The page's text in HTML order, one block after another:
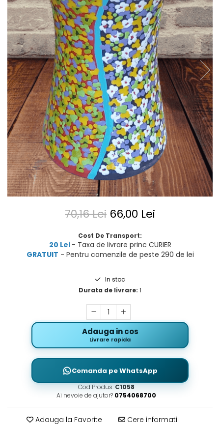
70,16 Lei 66,00 Lei
Cost De Transport:
20 Lei - Taxa de livrare princ CURIER
GRATUIT - Pentru comenzile de peste 290 de lei
In stoc
Durata de livrare: 1
Adauga in cos
Livrare rapida
Comanda pe WhatsApp
Cod Produs:C1058
Ai nevoie de ajutor? 0754068700
Adauga la Favorite Cere informatii